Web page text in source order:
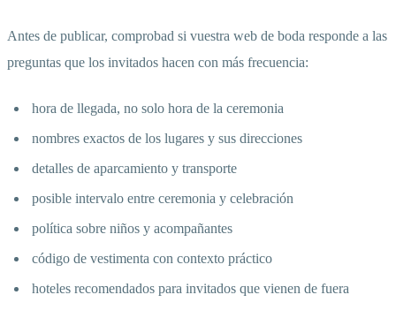
Antes de publicar, comprobad si vuestra web de boda responde a las
preguntas que los invitados hacen con más frecuencia:
hora de llegada, no solo hora de la ceremonia
nombres exactos de los lugares y sus direcciones
detalles de aparcamiento y transporte
posible intervalo entre ceremonia y celebración
política sobre niños y acompañantes
código de vestimenta con contexto práctico
hoteles recomendados para invitados que vienen de fuera